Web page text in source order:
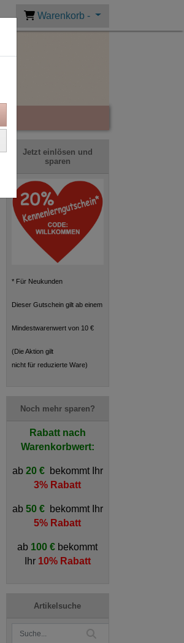
Warenkorb -
Jetzt einlösen und
sparen
* Für Neukunden
Dieser Gutschein gilt ab einem
Mindestwarenwert von 10 €
(Die Aktion gilt
nicht für reduzierte Ware)
Noch mehr sparen?
Rabatt nach
Warenkorbwert:
ab20 € bekommt Ihr
3% Rabatt
ab50 € bekommt Ihr
5% Rabatt
ab 100 € bekommt
Ihr 10% Rabatt
Artikelsuche